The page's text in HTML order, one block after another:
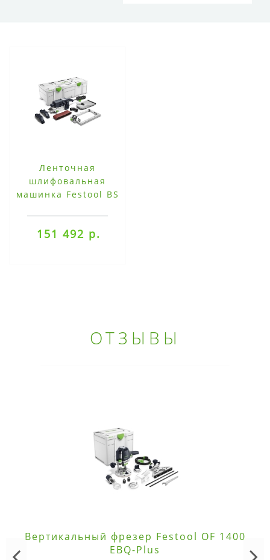
Ленточная
шлифовальная
машинка Festool BS
151 492 р.
ОТЗЫВЫ
Вертикальный фрезер Festool OF 1400
EBQ-Plus